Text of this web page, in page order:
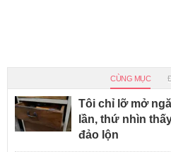
CÙNG MỤC
Tôi chỉ lỡ mở
lần, thứ nhìn
đảo lộn